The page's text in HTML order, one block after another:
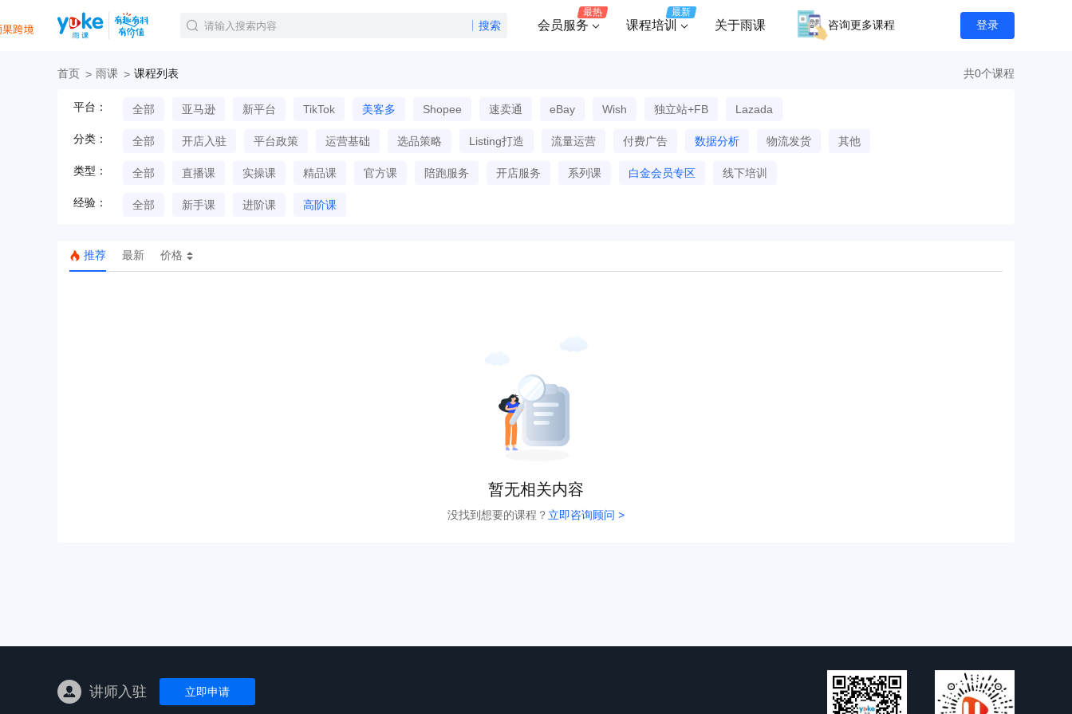
搜索 会员服务
最热
课程培训
最新
关于雨课 咨询更多课程 登录
首页 雨课 课程列表 共0个课程
平台： 全部 亚马逊 新平台 TikTok 美客多 Shopee 速卖通 eBay Wish 独立站+FB Lazada
分类： 全部 开店入驻 平台政策 运营基础 选品策略 Listing打造 流量运营 付费广告 数据分析 物流发货 其他
类型： 全部 直播课 实操课 精品课 官方课 陪跑服务 开店服务 系列课 白金会员专区 线下培训
经验： 全部 新手课 进阶课 高阶课
推荐 最新 价格
暂无相关内容
没找到想要的课程？ 立即咨询顾问 >
讲师入驻 立即申请